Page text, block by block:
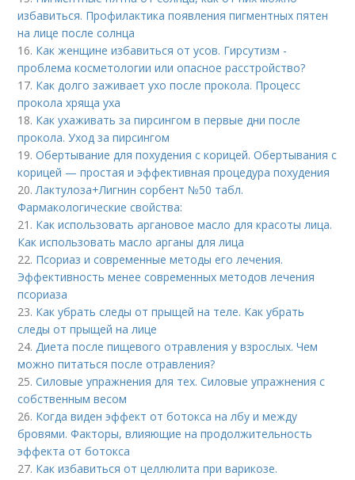
избавиться. Профилактика появления пигментных пятен
на лице после солнца
16. Как женщине избавиться от усов. Гирсутизм -
проблема косметологии или опасное расстройство?
17. Как долго заживает ухо после прокола. Процесс
прокола хряща уха
18. Как ухаживать за пирсингом в первые дни после
прокола. Уход за пирсингом
19.Обертывание для похудения с корицей. Обертывания с
корицей — простая и эффективная процедура похудения
20.Лактулоза+Лигнин сорбент №50 табл.
Фармакологические свойства:
21. Как использовать аргановое масло для красоты лица.
Как использовать масло арганы для лица
22. Псориаз и современные методы его лечения.
Эффективность менее современных методов лечения
псориаза
23. Как убрать следы от прыщей на теле. Как убрать
следы от прыщей на лице
24.Диета после пищевого отравления у взрослых. Чем
можно питаться после отравления?
25.Силовые упражнения для тех. Силовые упражнения с
собственным весом
26. Когда виден эффект от ботокса на лбу и между
бровями. Факторы, влияющие на продолжительность
эффекта от ботокса
27. Как избавиться от целлюлита при варикозе.